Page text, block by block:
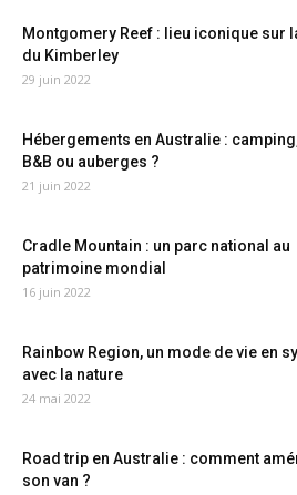
Montgomery Reef : lieu iconique sur
du Kimberley
29 juin 2022
Hébergements en Australie :
B&B ou auberges ?
21 juin 2022
Cradle Mountain : un parc national au
patrimoine mondial
16 juin 2022
Rainbow Region, un mode de vie en
avec la nature
24 mai 2022
Road trip en Australie : comment
son van ?